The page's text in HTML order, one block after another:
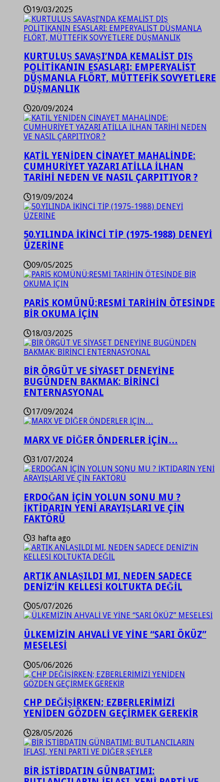
19/03/2025
KURTULUŞ SAVAŞI’NDA KEMALİST DIŞ
POLİTİKANIN ESASLARI: EMPERYALİST
DÜŞMANLA FLÖRT, MÜTTEFİK SOVYETLERE
DÜŞMANLIK
20/09/2024
KATİL YENİDEN CİNAYET MAHALİNDE:
CUMHURİYET YAZARI ATİLLA İLHAN
TARİHİ NEDEN VE NASIL ÇARPITIYOR ?
19/09/2024
50.YILINDA İKİNCİ TİP (1975-1988) DENEYİ
ÜZERİNE
09/05/2025
PARİS KOMÜNÜ:RESMİ TARİHİN ÖTESİNDE
BİR OKUMA İÇİN
18/03/2025
BİR ÖRGÜT VE SİYASET DENEYİNE
BUGÜNDEN BAKMAK: BİRİNCİ
ENTERNASYONAL
17/09/2024
MARX VE DİĞER ÖNDERLER İÇİN…
31/07/2024
ERDOĞAN İÇİN YOLUN SONU MU ?
İKTİDARIN YENİ ARAYIŞLARI VE ÇİN
FAKTÖRÜ
3 hafta ago
ARTIK ANLAŞILDI MI, NEDEN SADECE
DENİZ’İN KELLESİ KOLTUKTA DEĞİL
05/07/2026
ÜLKEMİZİN AHVALİ VE YİNE “SARI ÖKÜZ”
MESELESİ
05/06/2026
CHP DEĞİŞİRKEN; EZBERLERİMİZİ
YENİDEN GÖZDEN GEÇİRMEK GEREKİR
28/05/2026
BİR İSTİBDATIN GÜNBATIMI: